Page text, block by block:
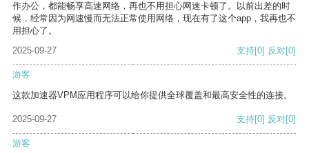
作办公，都能畅享高速网络，再也不用担心网速卡顿了。以前出差的时
候，经常因为网速慢而无法正常使用网络，现在有了这个app，我再也不
用担心了。
2025-09-27
支持[0] 反对[0]
游客
这款加速器VPM应用程序可以给你提供全球覆盖和最高安全性的连接。
2025-09-27 支持[0] 反对[0]
游客